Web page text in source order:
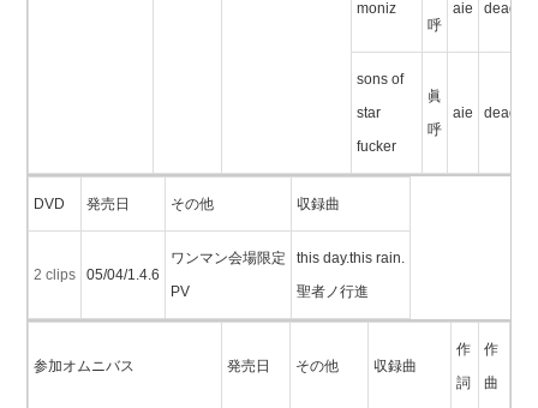
moniz
呼
aie
sons of
star
fucker
眞
呼
aie
DVD 発売日 その他 収録曲
2 clips 05/04/1.4.6
ワンマン会場限定
PV
this day.this rain.
聖者ノ行進
参加オムニバス 発売日 その他 収録曲
作
詞
作
曲